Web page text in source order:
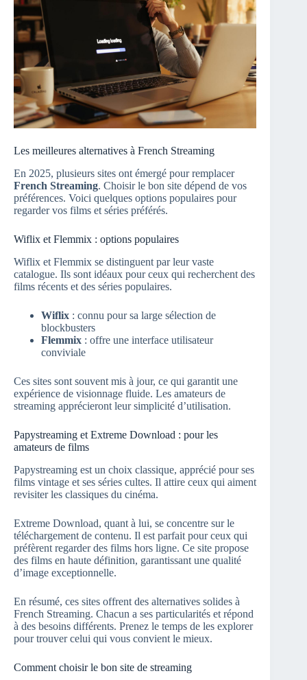
Les meilleures alternatives à French Streaming
En 2025, plusieurs sites ont émergé pour remplacer
French Streaming. Choisir le bon site dépend de vos
préférences. Voici quelques options populaires pour
regarder vos films et séries préférés.
Wiflix et Flemmix : options populaires
Wiflix et Flemmix se distinguent par leur vaste
catalogue. Ils sont idéaux pour ceux qui recherchent des
films récents et des séries populaires.
Wiflix : connu pour sa large sélection de
blockbusters
Flemmix : offre une interface utilisateur
conviviale
Ces sites sont souvent mis à jour, ce qui garantit une
expérience de visionnage fluide. Les amateurs de
streaming apprécieront leur simplicité d’utilisation.
Papystreaming et Extreme Download : pour les
amateurs de films
Papystreaming est un choix classique, apprécié pour ses
films vintage et ses séries cultes. Il attire ceux qui aiment
revisiter les classiques du cinéma.
Extreme Download, quant à lui, se concentre sur le
téléchargement de contenu. Il est parfait pour ceux qui
préfèrent regarder des films hors ligne. Ce site propose
des films en haute définition, garantissant une qualité
d’image exceptionnelle.
En résumé, ces sites offrent des alternatives solides à
French Streaming. Chacun a ses particularités et répond
à des besoins différents. Prenez le temps de les explorer
pour trouver celui qui vous convient le mieux.
Comment choisir le bon site de streaming